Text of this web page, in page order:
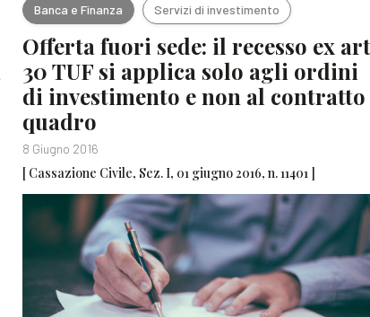
Banca e Finanza Servizi di investimento
Offerta fuori sede: il recesso ex
30 TUF si applica solo agli ordini
di investimento e non al contratto
quadro
8 Giugno 2016
[ Cassazione Civile, Sez. I, 01 giugno 2016, n. 11401 ]